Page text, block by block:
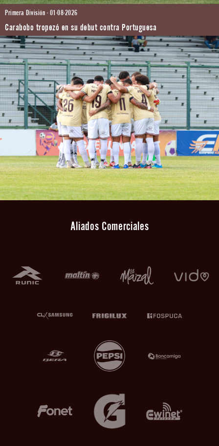
Primera División - 01-08-2026
Carabobo tropezó en su debut contra Portuguesa
Aliados Comerciales